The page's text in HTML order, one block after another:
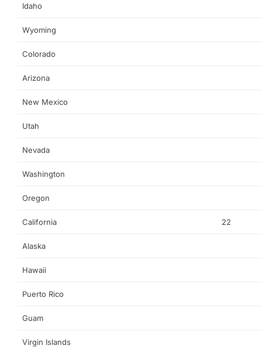
Idaho
Wyoming
Colorado
Arizona
New Mexico
Utah
Nevada
Washington
Oregon
California 22
Alaska
Hawaii
Puerto Rico
Guam
Virgin Islands